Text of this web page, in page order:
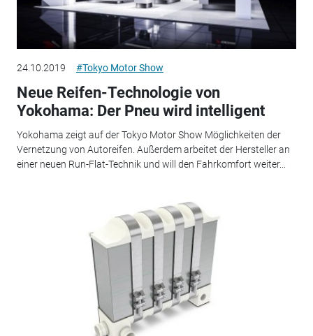
24.10.2019 #Tokyo Motor Show
Neue Reifen-Technologie von
Yokohama: Der Pneu wird intelligent
Yokohama zeigt auf der Tokyo Motor Show Möglichkeiten der
Vernetzung von Autoreifen. Außerdem arbeitet der Hersteller an
einer neuen Run-Flat-Technik und will den Fahrkomfort weiter...